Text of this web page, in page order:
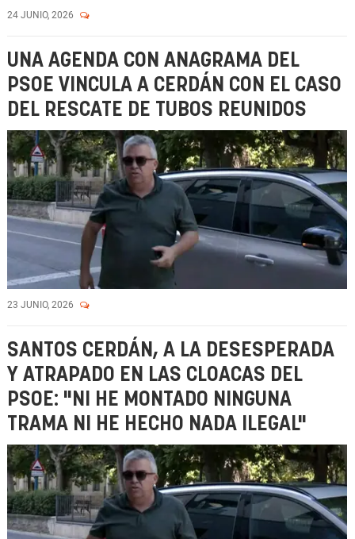
24 JUNIO, 2026
UNA AGENDA CON ANAGRAMA DEL
PSOE VINCULA A CERDÁN CON EL CASO
DEL RESCATE DE TUBOS REUNIDOS
23 JUNIO, 2026
SANTOS CERDÁN, A LA DESESPERADA
Y ATRAPADO EN LAS CLOACAS DEL
PSOE: "NI HE MONTADO NINGUNA
TRAMA NI HE HECHO NADA ILEGAL"